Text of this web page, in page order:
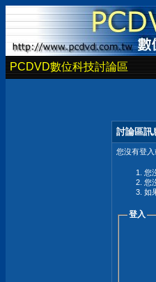
PCDVD數位科技討論區
討論區訊
您沒有登
您
您
如
登入